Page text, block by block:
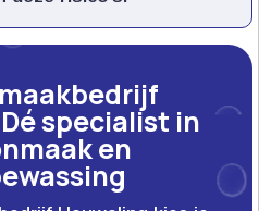
specialist in
en